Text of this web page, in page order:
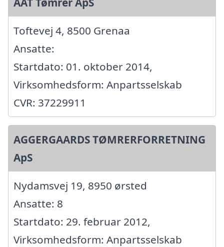
Toftevej 4, 8500 Grenaa
Ansatte:
Startdato: 01. oktober 2014,
Virksomhedsform: Anpartsselskab
CVR: 37229911
AGGERGAARDS TØMRERFORRETNING
ApS
Nydamsvej 19, 8950 ørsted
Ansatte: 8
Startdato: 29. februar 2012,
Virksomhedsform: Anpartsselskab